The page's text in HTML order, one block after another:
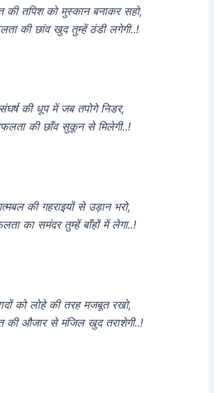
की तपिश को मुस्कान बनाकर सहो,
की छांव खुद तुम्हें ठंडी लगेगी..!
संघर्ष की धूप में जब तपोगे निडर,
की छाँव सुकून से मिलेगी..!
की गहराइयों से उड़ान भरो,
का समंदर तुम्हें बाँहों में लेगा..!
को लोहे की तरह मजबूत रखो,
की औजार से मंजिल खुद तराशेगी..!